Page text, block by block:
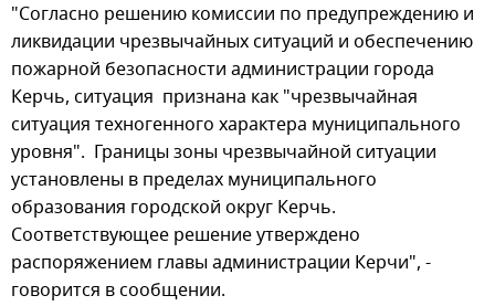
"Согласно решению комиссии по предупреждению и
ликвидации чрезвычайных ситуаций и обеспечению
пожарной безопасности администрации города
Керчь, ситуация признана как "чрезвычайная
ситуация техногенного характера муниципального
уровня". Границы зоны чрезвычайной ситуации
установлены в пределах муниципального
образования городской округ Керчь.
Соответствующее решение утверждено
распоряжением главы администрации Керчи", -
говорится в сообщении.